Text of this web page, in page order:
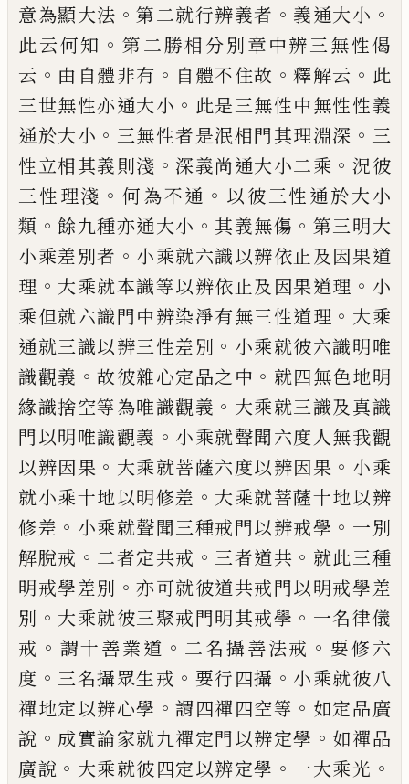
意為顯大法 。第二就行辨義者 。 義通大小 。
此云何知 。 第二勝相分別章中辨三無性偈
云 。 由自體非有 。 自體不住故 。釋解云 。 此
三世無性亦通大小 。 此是三無性中無性性義
通於大小 。 三無性者是泯相門其理淵深 。 三
性立相其義則淺 。 深義尚通大小二乘 。 況彼
三性理淺 。 何為不通 。 以彼三性通於大小
類 。餘九種亦通大小 。其義無傷 。 第三明大
小乘差別者 。 小乘就六識以辨依止及因果道
理 。 大乘就本識等以辨依止及因果道理 。 小
乘但就六識門中辨染淨有無三性道理 。 大乘
通就三識以辨三性差別 。 小乘就彼六識明唯
識觀義 。故彼雜心定品之中 。 就四無色地明
緣識捨空等為唯識觀義 。 大乘就三識及真識
門以明唯識觀義 。 小乘就聲聞六度人無我觀
以辨因果 。 大乘就菩薩六度以辨因果 。 小乘
就小乘十地以明修差 。 大乘就菩薩十地以辨
修差 。 小乘就聲聞三種戒門以辨戒學 。 一別
解脫戒 。 二者定共戒 。 三者道共 。 就此三種
明戒學差別 。亦可就彼道共戒門以明戒學差
別 。 大乘就彼三聚戒門明其戒學 。 一名律儀
戒 。 謂十善業道 。 二名攝善法戒 。 要修六
度 。 三名攝眾生戒 。 要行四攝 。 小乘就彼八
禪地定以辨心學 。謂四禪四空等 。 如定品廣
說 。 成實論家就九禪定門以辨定學 。 如禪品
廣說 。 大乘就彼四定以辨定學 。 一大乘光 。